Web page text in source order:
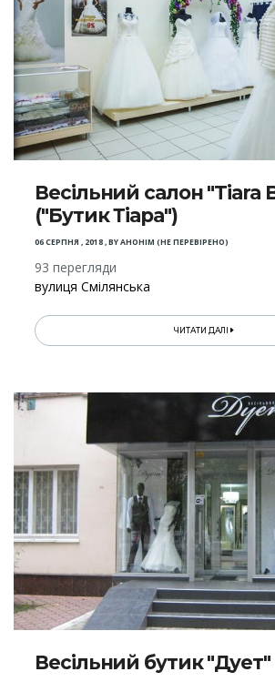
Весільний салон "Tiara
("Бутик Тіара")
06 СЕРПНЯ , 2018,BYАНОНІМ (НЕ ПЕРЕВІРЕНО)
93 перегляди
вулиця Смілянська
ЧИТАТИ ДАЛІ
Весільний бутик "Дует"